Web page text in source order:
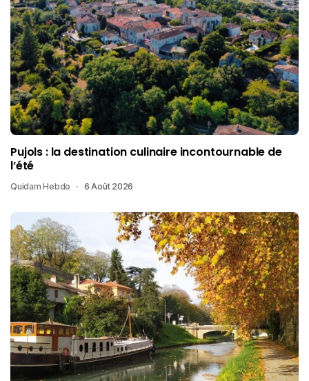
Pujols : la destination culinaire incontournable de
l’été
Quidam Hebdo 6 Août 2026